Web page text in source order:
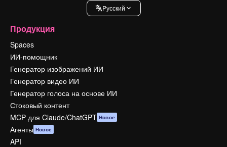
Pусский
Продукция
Spaces
ИИ-помощник
Генератор изображений ИИ
Генератор видео ИИ
Генератор голоса на основе ИИ
Стоковый контент
MCP для Claude/ChatGPT Новое
Агенты Новое
API